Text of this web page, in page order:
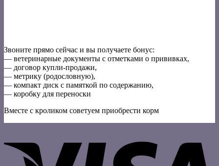
Звоните прямо сейчас и вы получаете бонус:
— ветеринарные документы с отметками о прививках,
— договор купли-продажи,
— метрику (родословную),
— компакт диск с памяткой по содержанию,
— коробку для переноски
Вместе с кроликом советуем приобрести корм